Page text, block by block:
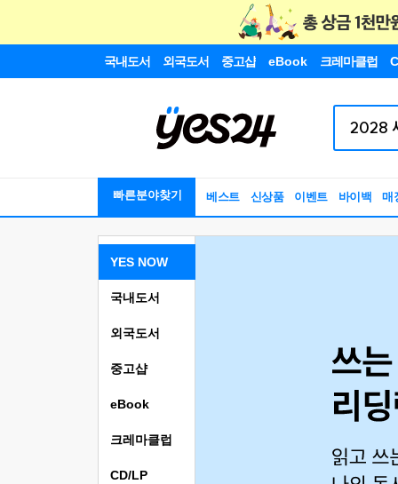
국내도서 외국도서 중고샵 eBook 크레마클럽
빠른분야찾기 베스트 신상품 이벤트 바이백 매
YES NOW
국내도서
외국도서
중고샵
eBook
크레마클럽
CD/LP